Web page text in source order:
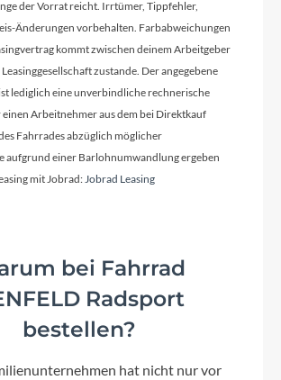
MF-TZ500-7, 14-28T
Lenker
STYX Riserbar
Farbe
vivid red
KMC, Z-7
Umwerfer
der Vorrat reicht. Irrtümer, Tippfehler,
Änderungen vorbehalten. Farbabweichungen
kommt zwischen deinem Arbeitgeber
zustande. Der angegebene
lediglich eine unverbindliche rechnerische
Arbeitnehmer aus dem bei Direktkauf
Fahrrades abzüglich möglicher
aufgrund einer Barlohnumwandlung ergeben
mit Jobrad:Jobrad Leasing
bei Fahrrad
Radsport
bestellen?
hat nicht nur vor